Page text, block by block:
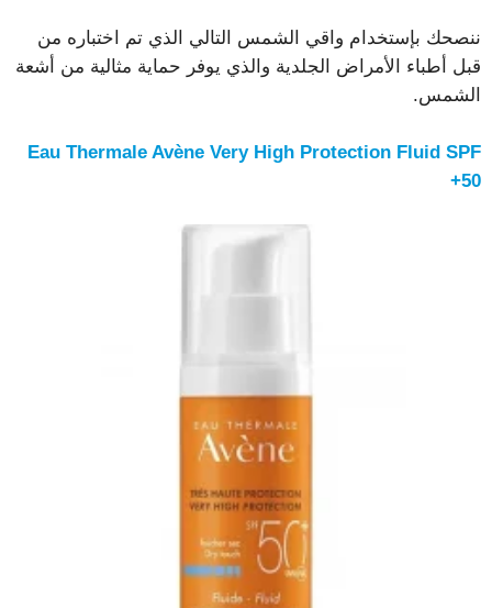
ننصحك بإستخدام واقي الشمس التالي الذي تم اختباره من
قبل أطباء الأمراض الجلدية والذي يوفر حماية مثالية من أشعة
الشمس.
Eau Thermale Avène Very High Protection Fluid SPF
50+